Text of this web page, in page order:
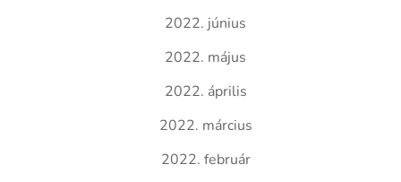
2022. június
2022. május
2022. április
2022. március
2022. február